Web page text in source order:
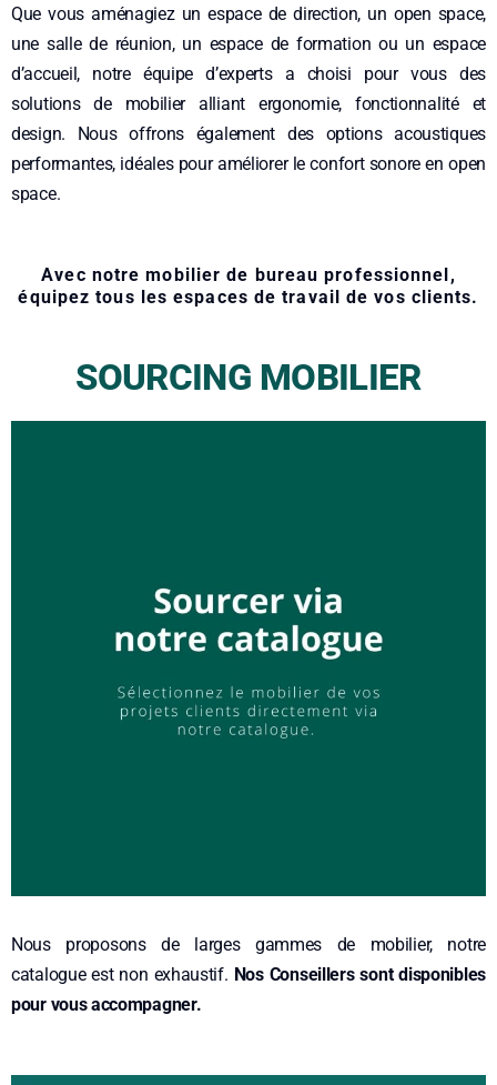
Que vous aménagiez un espace de direction, un open space,
une salle de réunion, un espace de formation ou un espace
d’accueil, notre équipe d’experts a choisi pour vous des
solutions de mobilier alliant ergonomie, fonctionnalité et
design. Nous offrons également des options acoustiques
performantes, idéales pour améliorer le confort sonore en open
space.
Avec notre mobilier de bureau professionnel,
équipez tous les espaces de travail de vos clients.
SOURCING MOBILIER
Nous proposons de larges gammes de mobilier, notre
catalogue est non exhaustif. Nos Conseillers sont disponibles
pour vous accompagner.